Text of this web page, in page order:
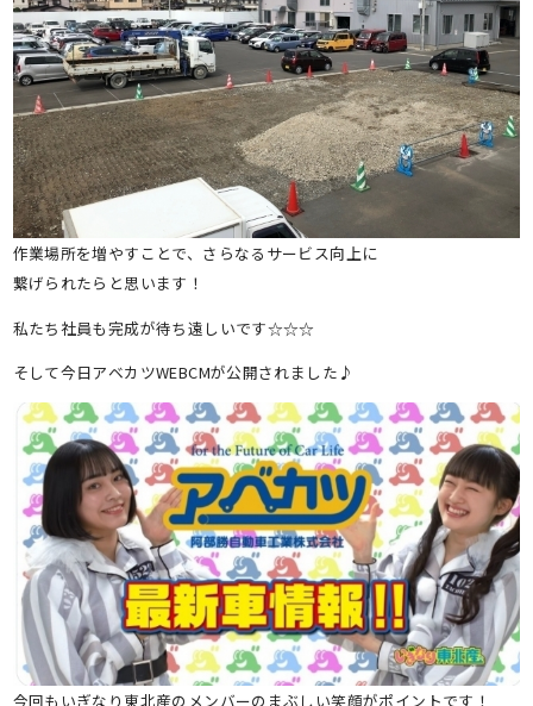
作業場所を増やすことで、さらなるサービス向上に
繋げられたらと思います！
私たち社員も完成が待ち遠しいです☆☆☆
そして今日アベカツWEBCMが公開されました♪
今回もいぎなり東北産のメンバーのまぶしい笑顔がポイントです！